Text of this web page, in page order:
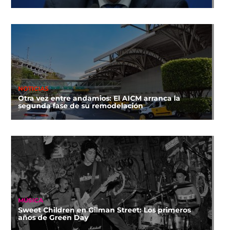
NOTICIAS
Otra vez entre andamios: El AICM arranca la
segunda fase de su remodelación
MÚSICA
Sweet Children en Gilman Street: Los primeros
años de Green Day